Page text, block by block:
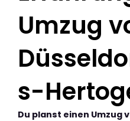
Umzug
s-
Du planst einen Umzug